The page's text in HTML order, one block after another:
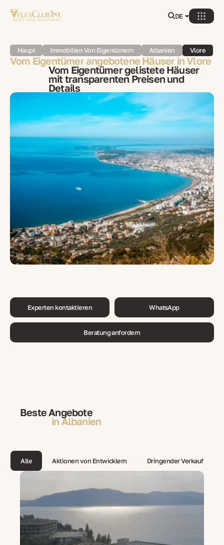
DE
Haupt Immobilien Von Eigentümern Albanien Vlore
Vom Eigentümer angebotene Häuser in Vlore
Vom Eigentümer gelistete Häuser
mit transparenten Preisen und
Details
Experten kontaktieren WhatsApp
Beratung anfordern
Beste Angebote
in Albanien
Alle Aktionen von Entwicklern Dringender Verkauf